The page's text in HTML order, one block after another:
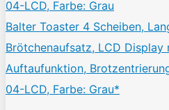
Balter Toaster 4 Scheiben,
Brötchenaufsatz, LCD Display
Auftaufunktion,
04-LCD, Farbe: Grau*